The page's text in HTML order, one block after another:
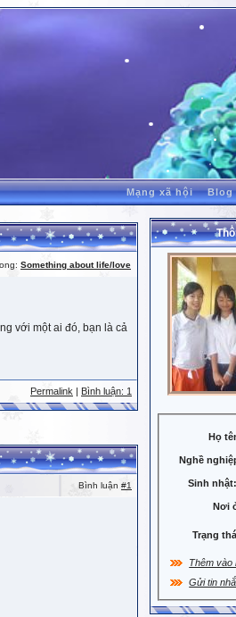
Mạng xã hội Blog
Something about life/love
với một ai đó, bạn là cả
Permalink Bình luận: 1
Bình luận #1
Họ
Nghề
Sinh nhật:
Nơi
Trạng
Thêm vào
Gửi tin